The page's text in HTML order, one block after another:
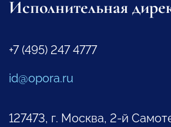
Исполнительная
+7 (495) 247 4777
id@opora.ru
127473, г. Москва, 2-й